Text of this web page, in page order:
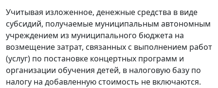
Учитывая изложенное, денежные средства в виде
субсидий, получаемые муниципальным автономным
учреждением из муниципального бюджета на
возмещение затрат, связанных с выполнением работ
(услуг) по постановке концертных программ и
организации обучения детей, в налоговую базу по
налогу на добавленную стоимость не включаются.